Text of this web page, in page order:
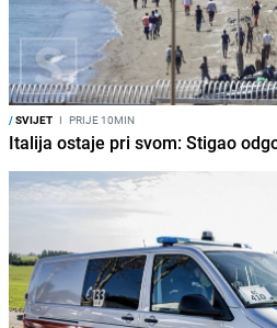
/SVIJET I PRIJE 10MIN
Italija ostaje pri svom: Stigao